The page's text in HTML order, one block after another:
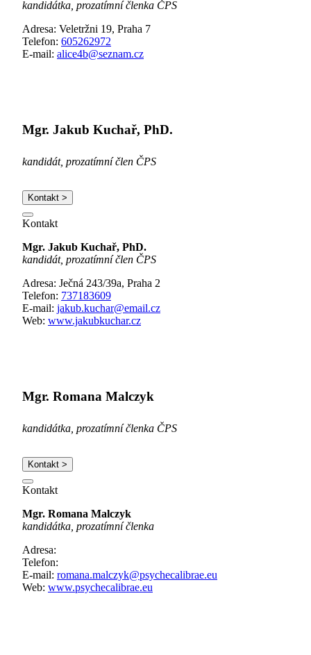
kandidátka, prozatímní členka ČPS
Adresa: Veletržni 19, Praha 7
Telefon: 605262972
E-mail: alice4b@seznam.cz
Mgr. Jakub Kuchař, PhD.
kandidát, prozatímní člen ČPS
Kontakt >
Kontakt
Mgr. Jakub Kuchař, PhD.
kandidát, prozatímní člen ČPS
Adresa: Ječná 243/39a, Praha 2
Telefon: 737183609
E-mail: jakub.kuchar@email.cz
Web: www.jakubkuchar.cz
Mgr. Romana Malczyk
kandidátka, prozatímní členka ČPS
Kontakt >
Kontakt
Mgr. Romana Malczyk
kandidátka, prozatímní členka
Adresa:
Telefon:
E-mail: romana.malczyk@psychecalibrae.eu
Web: www.psychecalibrae.eu